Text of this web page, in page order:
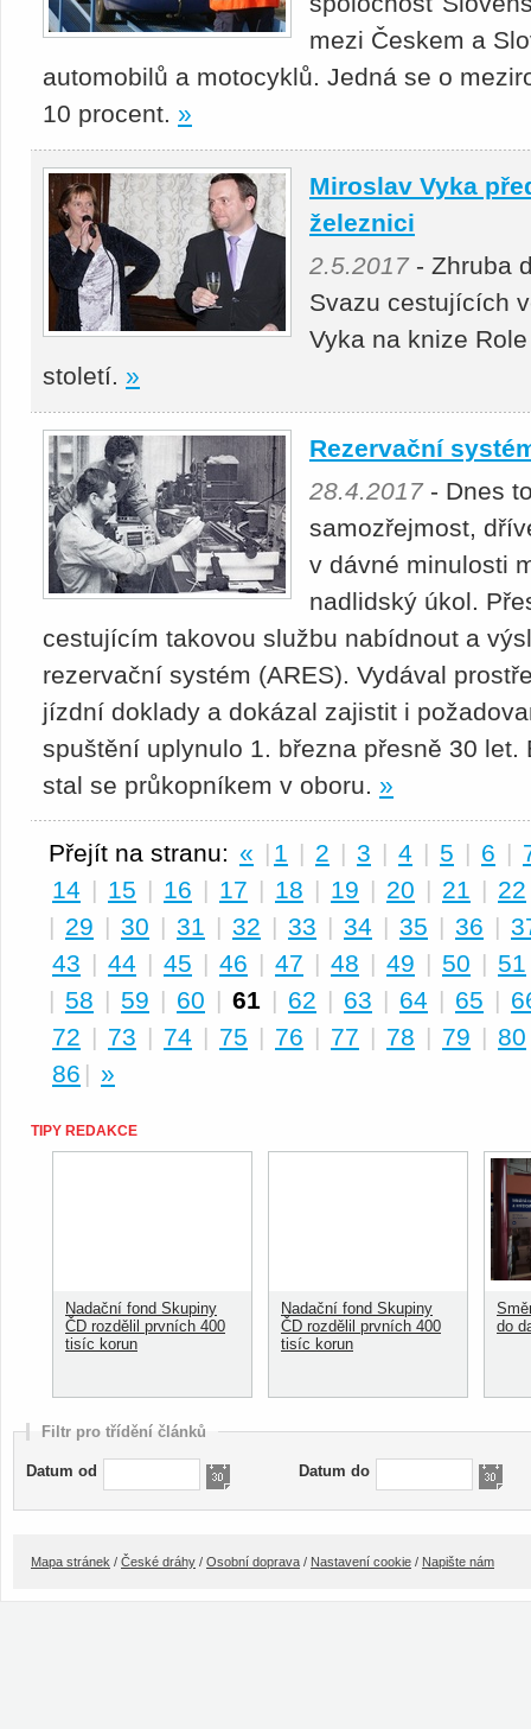
mezi Českem a
automobilů a motocyklů. Jedná se o
10 procent. »
Miroslav Vyka
železnici
2.5.2017- Zhruba
Svazu cestujících
Vyka na knize
století. »
Rezervační
28.4.2017- Dnes
samozřejmost,
v dávné minulosti
nadlidský úkol.
cestujícím takovou službu nabídnout a
rezervační systém (ARES). Vydával
jízdní doklady a dokázal zajistit i
spuštění uplynulo 1. března přesně 30
stal se průkopníkem v oboru. »
Přejít na stranu: « | 1 | 2 | 3 | 4 | 5 | 6 |
14 | 15 | 16 | 17 | 18 | 19 | 20 | 21 | 22
| 29 | 30 | 31 | 32 | 33 | 34 | 35 | 36 |
43 | 44 | 45 | 46 | 47 | 48 | 49 | 50 | 51
| 58 | 59 | 60 | 61 | 62 | 63 | 64 | 65 |
72 | 73 | 74 | 75 | 76 | 77 | 78 | 79 | 80
86 | »
TIPY REDAKCE
Nadační fond Skupiny
ČD rozdělil prvních 400
tisíc korun
Nadační fond Skupiny
ČD rozdělil prvních 400
tisíc korun
do
Filtr pro třídění článků
Datum od Datum do
Mapa stránek / České dráhy / Osobní doprava / Nastavení cookie / Napište nám